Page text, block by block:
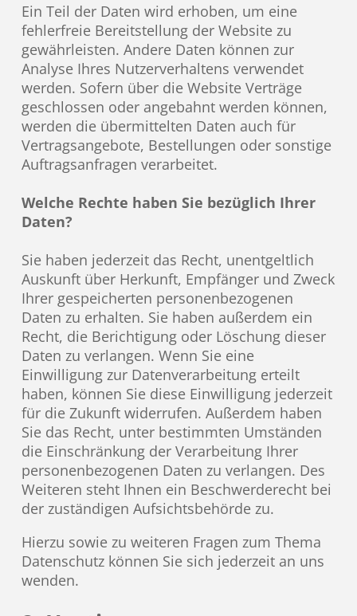
Ein Teil der Daten wird erhoben, um eine
fehlerfreie Bereitstellung der Website zu
gewährleisten. Andere Daten können zur
Analyse Ihres Nutzerverhaltens verwendet
werden. Sofern über die Website Verträge
geschlossen oder angebahnt werden können,
werden die übermittelten Daten auch für
Vertragsangebote, Bestellungen oder sonstige
Auftragsanfragen verarbeitet.
Welche Rechte haben Sie bezüglich Ihrer
Daten?
Sie haben jederzeit das Recht, unentgeltlich
Auskunft über Herkunft, Empfänger und Zweck
Ihrer gespeicherten personenbezogenen
Daten zu erhalten. Sie haben außerdem ein
Recht, die Berichtigung oder Löschung dieser
Daten zu verlangen. Wenn Sie eine
Einwilligung zur Datenverarbeitung erteilt
haben, können Sie diese Einwilligung jederzeit
für die Zukunft widerrufen. Außerdem haben
Sie das Recht, unter bestimmten Umständen
die Einschränkung der Verarbeitung Ihrer
personenbezogenen Daten zu verlangen. Des
Weiteren steht Ihnen ein Beschwerderecht bei
der zuständigen Aufsichtsbehörde zu.
Hierzu sowie zu weiteren Fragen zum Thema
Datenschutz können Sie sich jederzeit an uns
wenden.